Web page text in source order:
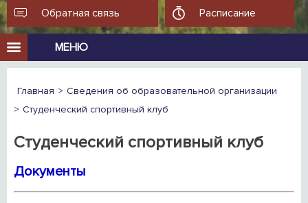
Обратная связь Расписание
МЕНЮ
Главная
Сведения об образовательной организации
Студенческий спортивный клуб
Студенческий спортивный клуб
Документы